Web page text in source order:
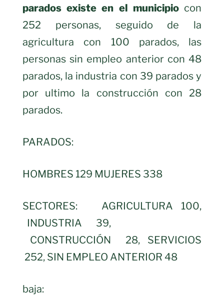
parados existe en el municipiocon
252 personas, seguido de la
agricultura con 100 parados, las
personas sin empleo anterior con 48
parados, la industria con 39 parados y
por ultimo la construcción con 28
parados.
PARADOS:
HOMBRES 129 MUJERES 338
SECTORES: AGRICULTURA 100,
INDUSTRIA 39,
CONSTRUCCIÓN 28, SERVICIOS
252, SIN EMPLEO ANTERIOR 48
baja: